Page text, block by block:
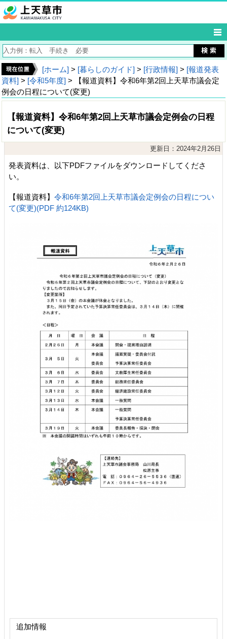
[ホーム] > [暮らしのガイド] > [行政情報] > [報道発表
資料] > [令和5年度] > 【報道資料】令和6年第2回上天草市議会定
例会の日程について(変更)
【報道資料】令和6年第2回上天草市議会定例会の日程
について(変更)
更新日：2024年2月26日
発表資料は、以下PDFファイルをダウンロードしてくださ
い。
【報道資料】 令和6年第2回上天草市議会定例会の日程につい
て(変更)(PDF 約124KB)
追加情報